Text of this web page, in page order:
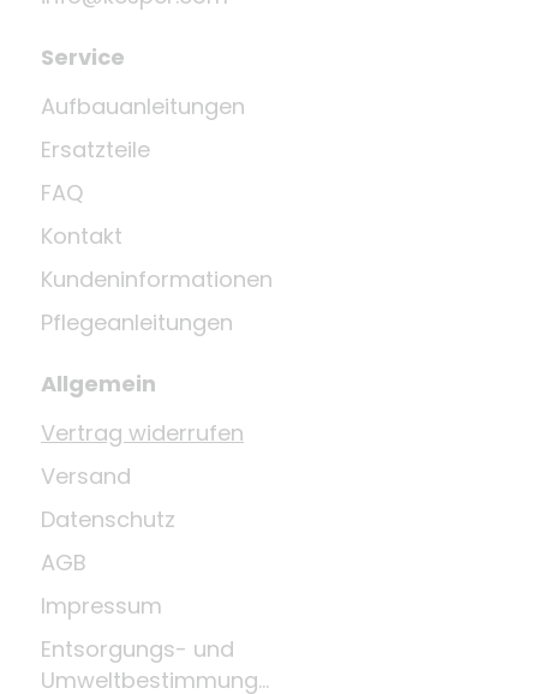
Service
Aufbauanleitungen
Ersatzteile
FAQ
Kontakt
Kundeninformationen
Pflegeanleitungen
Allgemein
Vertrag widerrufen
Versand
Datenschutz
AGB
Impressum
Entsorgungs- und
Umweltbestimmungen